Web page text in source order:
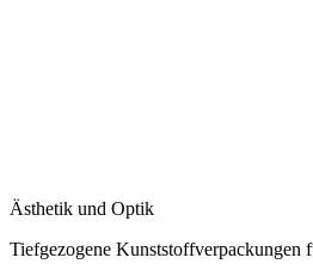
Ästhetik und Optik
Tiefgezogene Kunststoffverpackungen